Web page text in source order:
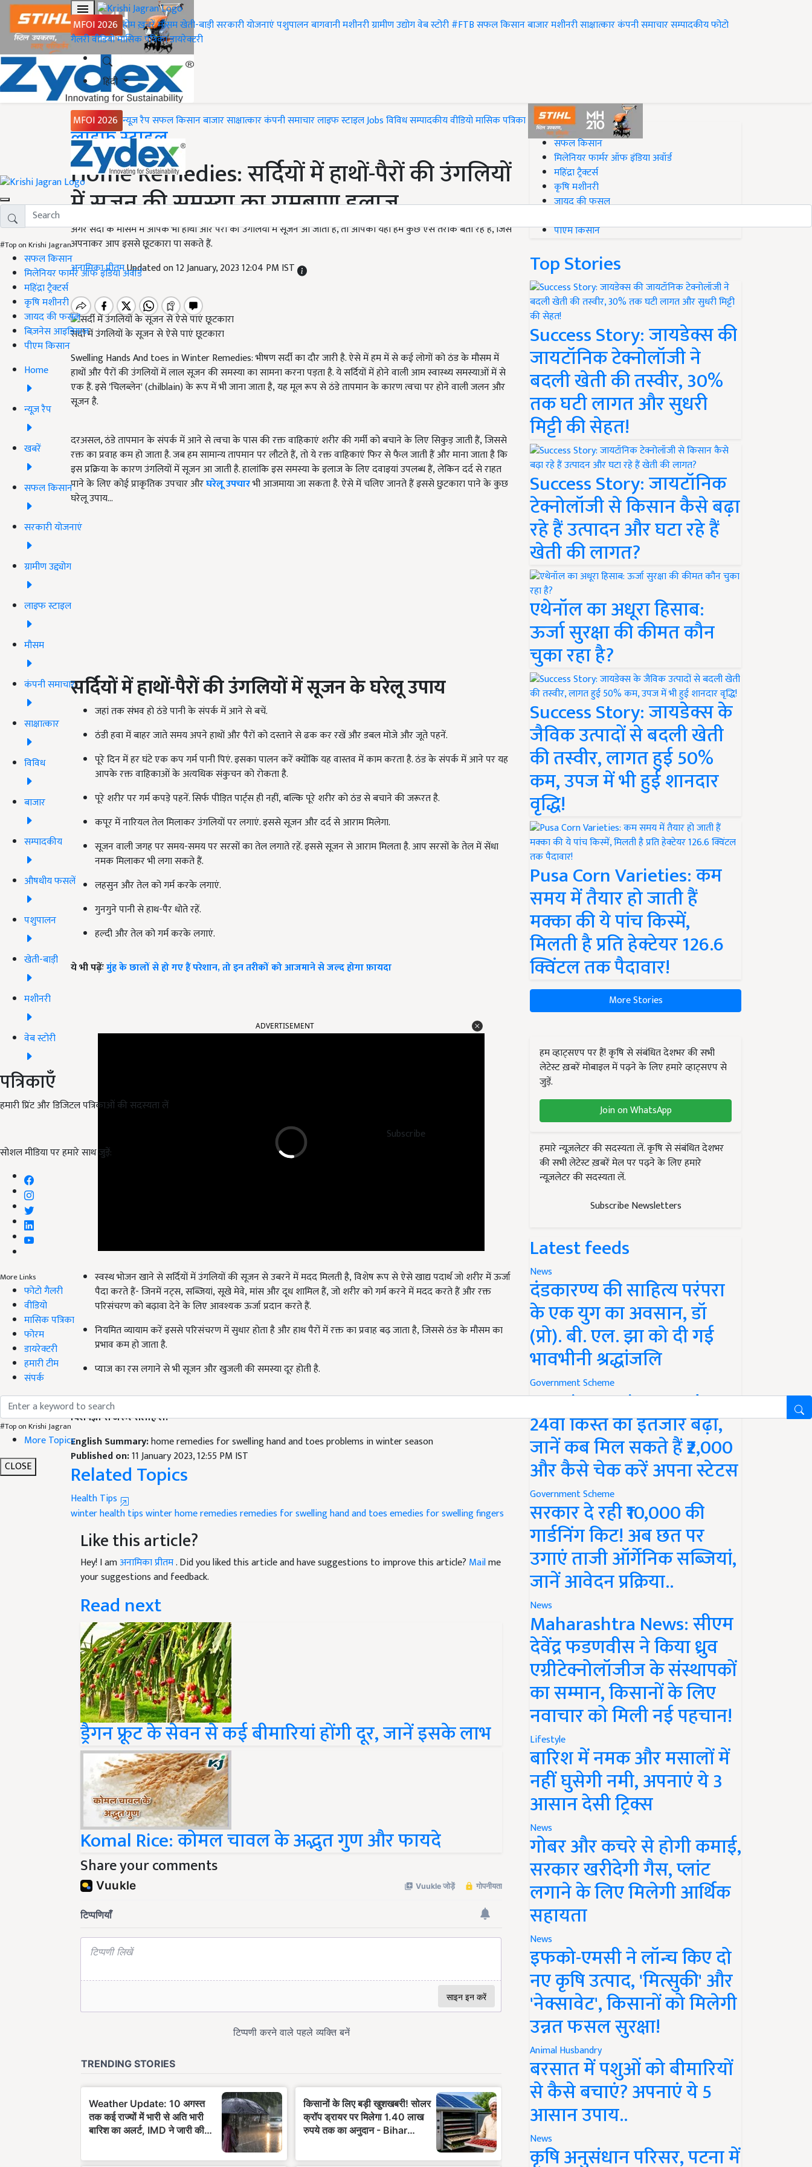
MFOI 2026 होमख़बरेंमौसमखेती-बाड़ीसरकारी योजनाएंपशुपालनबागवानीमशीनरीग्रामीण उद्योगवेब स्टोरी#FTBसफल किसानबाजारमशीनरीसाक्षात्कारकंपनी समाचारसम्पादकीयफोटो
गैलरीवीडियोमासिक पत्रिकाडायरेक्टरी
हिंदी
MFOI 2026 न्यूज़ रैपसफल किसानबाजारसाक्षात्कारकंपनी समाचारलाइफ स्टाइलJobsविविधसम्पादकीयवीडियोमासिक पत्रिका
#Top on Krishi Jagran
सफल किसान
मिलेनियर फार्मर ऑफ इंडिया अवॉर्ड
महिंद्रा ट्रैक्टर्स
कृषि मशीनरी
जायद की फसल
बिज़नेस आइडियाज
पीएम किसान
Home
न्यूज़ रैप
खबरें
सफल किसान
सरकारी योजनाएं
ग्रामीण उद्द्योग
लाइफ स्टाइल
मौसम
कंपनी समाचार
साक्षात्कार
विविध
बाजार
सम्पादकीय
औषधीय फसलें
पशुपालन
खेती-बाड़ी
मशीनरी
वेब स्टोरी
पत्रिकाएँ
हमारी प्रिंट और डिजिटल पत्रिकाओं की सदस्यता लें
Subscribe
सोशल मीडिया पर हमारे साथ जुड़ें:
More Links
फोटो गैलरी
वीडियो
मासिक पत्रिका
फोरम
डायरेक्टरी
हमारी टीम
संपर्क
#Top on Krishi Jagran
More Topics
CLOSE
Home
लाइफ स्टाइल
Home Remedies: सर्दियों में हाथों-पैरों की उंगलियों
में सूजन की समस्या का रामबाण इलाज
अगर सर्दी के मौसम में आपके भी हाथों और पैरों की उंगलियों में सूजन आ जाती है, तो आपको यहां हम कुछ ऐसे तरीके बता रहे हैं, जिसे
अपनाकर आप इससे छूटकारा पा सकते हैं.
अनामिका प्रीतमUpdated on 12 January, 2023 12:04 PM IST
सर्दी में उंगलियों के सूजन से ऐसे पाएं छूटकारा
Swelling Hands And toes in Winter Remedies:भीषण सर्दी का दौर जारी है. ऐसे में हम में से कई लोगों को ठंड के मौसम में
हाथों और पैरों की उंगलियों में लाल सूजन की समस्या का सामना करना पड़ता है. ये सर्दियों में होने वाली आम स्वास्थ्य समस्याओं में से
एक हैं. इसे'चिलब्लेन'(chilblain) के रूप में भी जाना जाता है,यह मूल रूप से ठंडे तापमान के कारण त्वचा पर होने वाली जलन और
सूजन है.
दरअसल, ठंडे तापमान के संपर्क में आने से त्वचा के पास की रक्त वाहिकाएं शरीर की गर्मी को बचाने के लिए सिकुड़ जाती हैं,जिससे
रक्त का प्रवाह कम हो जाता है. जब हम सामान्य तापमान पर लौटते हैं,तो ये रक्त वाहिकाएं फिर से फैल जाती हैंऔर माना जाता है कि
इस प्रक्रिया के कारण उंगलियों में सूजन आ जाती है. हालांकि इस समस्या के इलाज के लिए दवाइयां उपलब्ध हैं,लेकिन दर्द से राहत
पाने के लिए कोई प्राकृतिक उपचार औरघरेलू उपचारभी आजमाया जा सकता है. ऐसे में चलिए जानते हैं इससे छुटकारा पाने के कुछ
घरेलू उपाय...
सर्दियों में हाथों-पैरों की उंगलियों में सूजन के घरेलू उपाय
जहां तक संभव हो ठंडे पानी के संपर्क में आने से बचें.
ठंडी हवा में बाहर जाते समय अपने हाथों और पैरों को दस्ताने से ढक कर रखें और डबल मोजे और जूते पहनें.
पूरे दिन में हर घंटे एक कप गर्म पानी पिएं. इसका पालन करें क्योंकि यह वास्तव में काम करता है. ठंड के संपर्क में आने पर यह
आपके रक्त वाहिकाओं के अत्यधिक संकुचन को रोकता है.
पूरे शरीर पर गर्म कपड़े पहनें. सिर्फ पीड़ित पार्ट्स ही नहीं,बल्कि पूरे शरीर को ठंड से बचाने की जरूरत है.
कपूर में नारियल तेल मिलाकर उंगलियों पर लगाएं. इससे सूजन और दर्द से आराम मिलेगा.
सूजन वाली जगह पर समय-समय पर सरसों का तेल लगाते रहें. इससे सूजन से आराम मिलता है. आप सरसों के तेल में सेंधा
नमक मिलाकर भी लगा सकते हैं.
लहसुन और तेल को गर्म करके लगाएं.
गुनगुने पानी से हाथ-पैर धोते रहें.
हल्दी और तेल को गर्म करके लगाएं.
ये भी पढ़ेंःमुंह के छालों से हो गए हैं परेशान, तो इन तरीकों को आजमाने से जल्द होगा फ़ायदा
पैदा करते हैं- जिनमें नट्स,सब्जियां,सूखे मेवे,मांस और दूध शामिल हैं,जो शरीर को गर्म करने में मदद करते हैं और रक्त
परिसंचरण को बढ़ावा देने के लिए आवश्यक ऊर्जा प्रदान करते हैं.
नियमित व्यायाम करें इससे परिसंचरण में सुधार होता है और हाथ पैरों में रक्त का प्रवाह बढ़ जाता है
प्रभाव कम हो जाता है.
विशेषज्ञों से जरूर सलाह लें.
English Summary:
Published on:11 January 2023, 12:55 PM IST
Related Topics
Health Tips
winter health tips
Like this article?
Hey! I amअनामिका प्रीतम. Did you liked this article and have suggestions to improve this article?
your suggestions and feedback.
Read next
ड्रैगन फ्रूट के सेवन से कई बीमारियां होंगी दूर, जानें इसके लाभ
Komal Rice: कोमल चावल के अद्भुत गुण और फायदे
Share your comments
#Top on Krishi Jagran
सफल किसान
मिलेनियर फार्मर ऑफ इंडिया अवॉर्ड
महिंद्रा ट्रैक्टर्स
कृषि मशीनरी
जायद की फसल
पीएम किसान
Top Stories
Success Story: जायडेक्स की
जायटॉनिक टेक्नोलॉजी ने
बदली खेती की तस्वीर, 30%
तक घटी लागत और सुधरी
मिट्टी की सेहत!
Success Story: जायटॉनिक
टेक्नोलॉजी से किसान कैसे बढ़ा
रहे हैं उत्पादन और घटा रहे हैं
खेती की लागत?
एथेनॉल का अधूरा हिसाब:
ऊर्जा सुरक्षा की कीमत कौन
चुका रहा है?
Success Story: जायडेक्स के
जैविक उत्पादों से बदली खेती
की तस्वीर, लागत हुई 50%
कम, उपज में भी हुई शानदार
वृद्धि!
Pusa Corn Varieties: कम
समय में तैयार हो जाती हैं
मक्का की ये पांच किस्में,
मिलती है प्रति हेक्टेयर 126.6
क्विंटल तक पैदावार!
More Stories
हम व्हाट्सएप पर हैं! कृषि से संबंधित देशभर की सभी
लेटेस्ट ख़बरें मोबाइल में पढ़ने के लिए हमारे व्हाट्सएप से
जुड़ें.
Join on WhatsApp
हमारे न्यूज़लेटर की सदस्यता लें. कृषि से संबंधित देशभर
की सभी लेटेस्ट ख़बरें मेल पर पढ़ने के लिए हमारे
न्यूज़लेटर की सदस्यता लें.
Subscribe Newsletters
Latest feeds
News
दंडकारण्य की साहित्य परंपरा
के एक युग का अवसान, डॉ
(प्रो). बी. एल. झा को दी गई
भावभीनी श्रद्धांजलि
Government Scheme
PM Kisan Yojana Update:
24वीं किस्त का इंतजार बढ़ा,
जानें कब मिल सकते हैं ₹2,000
और कैसे चेक करें अपना स्टेटस
Government Scheme
सरकार दे रही ₹10,000 की
गार्डनिंग किट! अब छत पर
उगाएं ताजी ऑर्गेनिक सब्जियां,
जानें आवेदन प्रक्रिया..
News
Maharashtra News: सीएम
देवेंद्र फडणवीस ने किया ध्रुव
एग्रीटेक्नोलॉजीज के संस्थापकों
का सम्मान, किसानों के लिए
नवाचार को मिली नई पहचान!
Lifestyle
बारिश में नमक और मसालों में
नहीं घुसेगी नमी, अपनाएं ये 3
आसान देसी ट्रिक्स
News
गोबर और कचरे से होगी कमाई,
सरकार खरीदेगी गैस, प्लांट
लगाने के लिए मिलेगी आर्थिक
सहायता
News
इफको-एमसी ने लॉन्च किए दो
नए कृषि उत्पाद, 'मित्सुकी' और
'नेक्सावेट', किसानों को मिलेगी
उन्नत फसल सुरक्षा!
Animal Husbandry
बरसात में पशुओं को बीमारियों
से कैसे बचाएं? अपनाएं ये 5
आसान उपाय..
News
कृषि अनुसंधान परिसर, पटना में